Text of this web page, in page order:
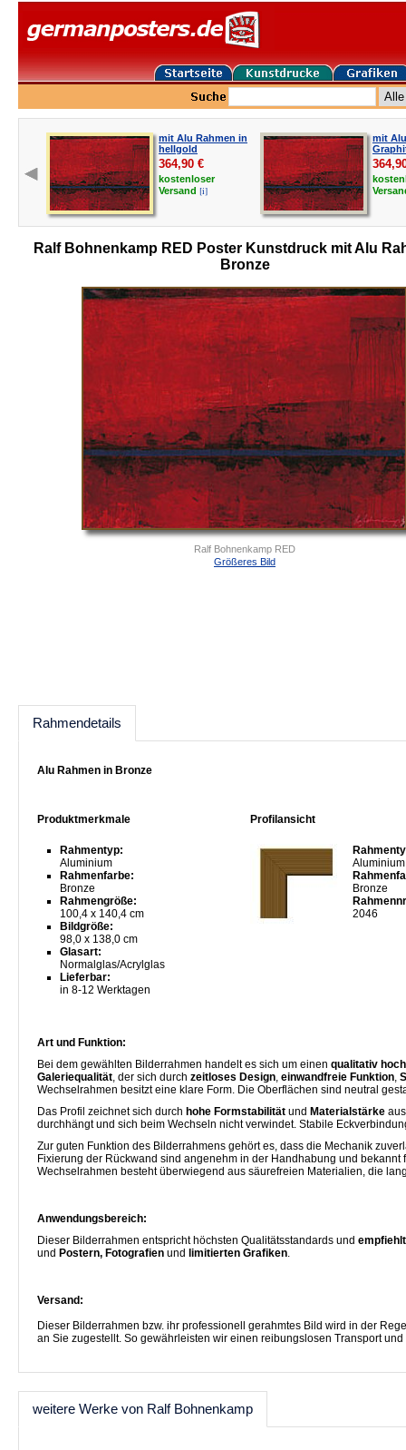
mit Alu Rahmen in
hellgold
364,90 €
kostenloser
Versand [i]
mit
Ralf Bohnenkamp RED Poster Kunstdruck mit Alu
Bronze
Ralf Bohnenkamp RED
Größeres Bild
Rahmendetails
Alu Rahmen in Bronze
Produktmerkmale
Rahmentyp:
Aluminium
Rahmenfarbe:
Bronze
Rahmengröße:
100,4 x 140,4 cm
Bildgröße:
98,0 x 138,0 cm
Glasart:
Normalglas/Acrylglas
Lieferbar:
in 8-12 Werktagen
Profilansicht
Aluminium
Bronze
2046
Art und Funktion:
Bei dem gewählten Bilderrahmen handelt es sich um einen qualitativ
Galeriequalität, der sich durch zeitloses Design, einwandfreie Funktion,
Wechselrahmen besitzt eine klare Form. Die Oberflächen sind neutral
Das Profil zeichnet sich durch hohe Formstabilität und Materialstärke
durchhängt und sich beim Wechseln nicht verwindet. Stabile
Zur guten Funktion des Bilderrahmens gehört es, dass die Mechanik
Fixierung der Rückwand sind angenehm in der Handhabung und bekannt
Wechselrahmen besteht überwiegend aus säurefreien Materialien, die
Anwendungsbereich:
Dieser Bilderrahmen entspricht höchsten Qualitätsstandards und
und Postern, Fotografien und limitierten Grafiken.
Versand:
Dieser Bilderrahmen bzw. ihr professionell gerahmtes Bild wird in der
an Sie zugestellt. So gewährleisten wir einen reibungslosen Transport
weitere Werke von Ralf Bohnenkamp